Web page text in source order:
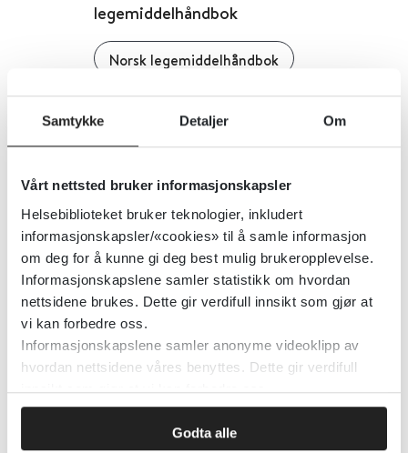
Samtykke Detaljer Om
Vårt nettsted bruker informasjonskapsler
Helsebiblioteket bruker teknologier, inkludert
informasjonskapsler/«cookies» til å samle informasjon
om deg for å kunne gi deg best mulig brukeropplevelse.
Informasjonskapslene samler statistikk om hvordan
nettsidene brukes. Dette gir verdifull innsikt som gjør at
vi kan forbedre oss.
Informasjonskapslene samler anonyme videoklipp av
hvordan nettsidene våres benyttes. Dette gir verdifull
innsikt som gjør at vi kan forbedre oss.
Godta alle
legemiddelhåndbok
Norsk legemiddelhåndbok
Barnehage, skole og
legemidler
Helse- og omsorgsdepartementet (HOD)
Detaljer
Bruk av psykofarmaka hos barn og